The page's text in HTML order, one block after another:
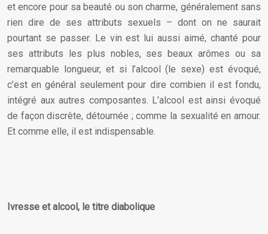
et encore pour sa beauté ou son charme, généralement sans
rien dire de ses attributs sexuels – dont on ne saurait
pourtant se passer. Le vin est lui aussi aimé, chanté pour
ses attributs les plus nobles, ses beaux arômes ou sa
remarquable longueur, et si l’alcool (le sexe) est évoqué,
c’est en général seulement pour dire combien il est fondu,
intégré aux autres composantes. L’alcool est ainsi évoqué
de façon discrète, détournée ; comme la sexualité en amour.
Et comme elle, il est indispensable.
Ivresse et alcool, le titre diabolique